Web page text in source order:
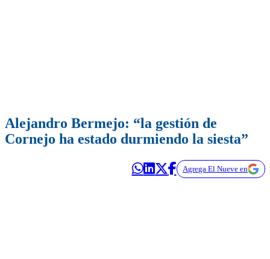
Alejandro Bermejo: “la gestión de
Cornejo ha estado durmiendo la siesta”
Agrega El Nueve en